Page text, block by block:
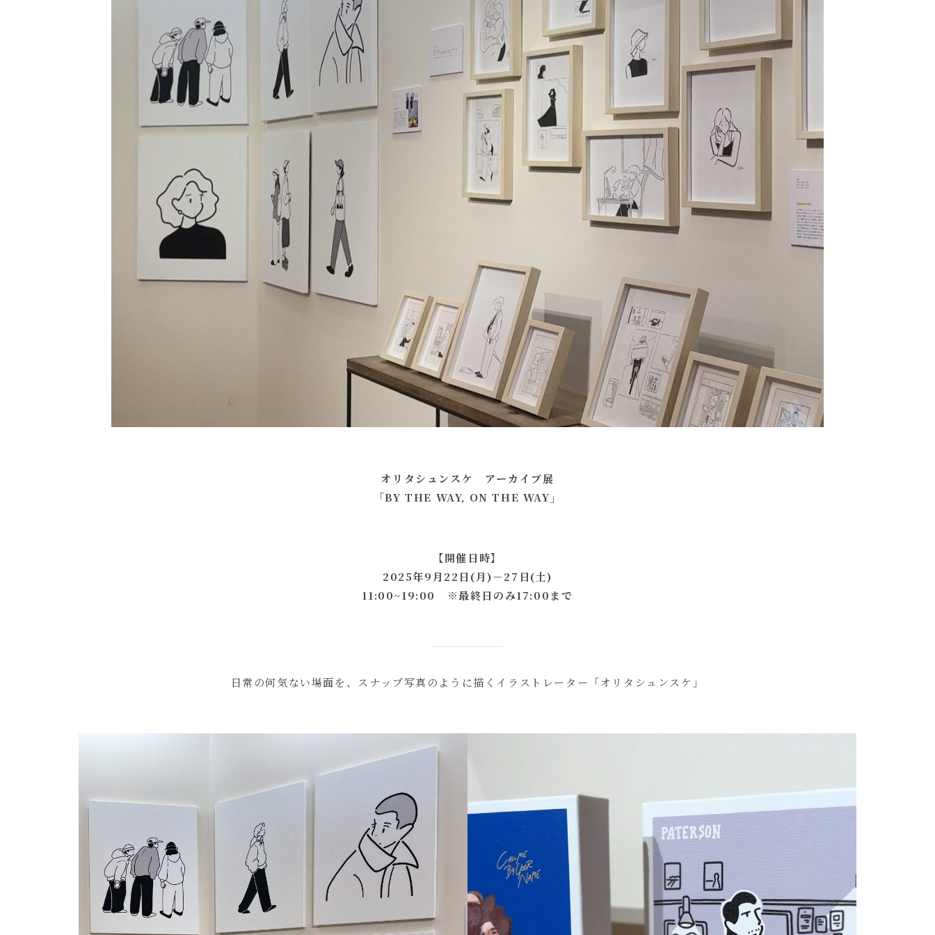
オリタシュンスケ アーカイブ展
「BY THE WAY, ON THE WAY」
【開催日時】
2025年9月22日(月)－27日(土)
11:00~19:00
※最終日のみ17:00まで
日常の何気ない場面を、スナップ写真のように描くイラストレーター「オリタシュンスケ」